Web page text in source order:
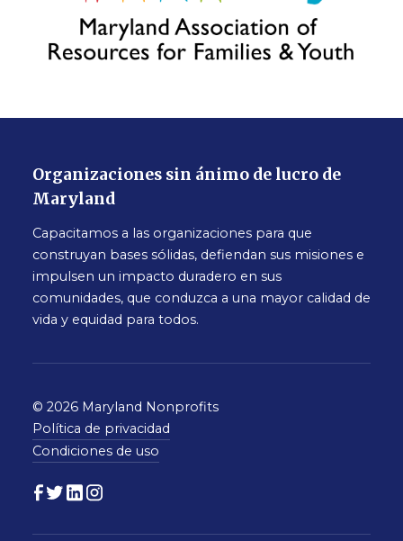
Organizaciones sin ánimo de lucro de
Maryland
Capacitamos a las organizaciones para que
construyan bases sólidas, defiendan sus misiones e
impulsen un impacto duradero en sus
comunidades, que conduzca a una mayor calidad de
vida y equidad para todos.
© 2026 Maryland Nonprofits
Política de privacidad
Condiciones de uso